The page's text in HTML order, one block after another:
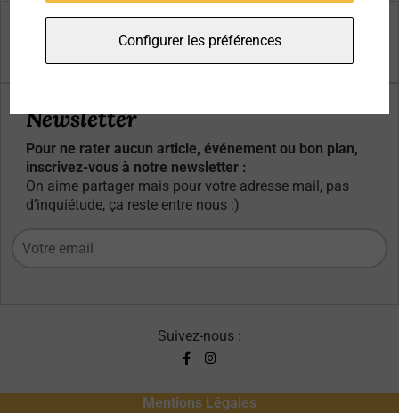
Newsletter
Pour ne rater aucun article, événement ou bon plan,
inscrivez-vous à notre newsletter :
On aime partager mais pour votre adresse mail, pas
d’inquiétude, ça reste entre nous :)
Suivez-nous :
Mentions Légales
Configurer les préférences